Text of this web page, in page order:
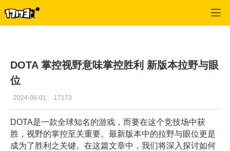
DOTA 掌控视野意味掌控胜利 新版本拉野与眼
位
2024-08-01 17173
DOTA是一款全球知名的游戏，而要在这个竞技场中获
胜，视野的掌控至关重要。最新版本中的拉野与眼位更是
成为了胜利之关键。在这篇文章中，我们将深入探讨如何